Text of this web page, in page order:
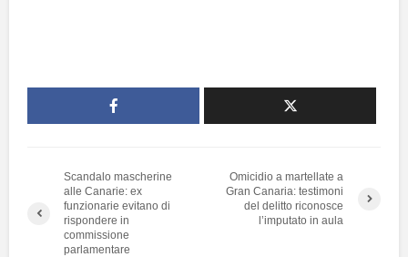
Scandalo mascherine
alle Canarie: ex
funzionarie evitano di
rispondere in
commissione
parlamentare
Omicidio a martellate a
Gran Canaria: testimoni
del delitto riconosce
l’imputato in aula